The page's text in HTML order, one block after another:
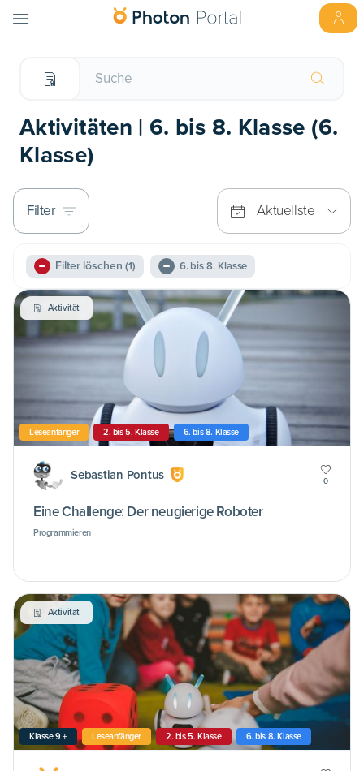
Aktivitäten | 6. bis 8. Klasse (6.
Klasse)
Filter Aktuellste
Filter löschen (1) 6. bis 8. Klasse
Aktivität
Leseanfänger 2. bis 5. Klasse 6. bis 8. Klasse
Sebastian Pontus 0
Eine Challenge: Der neugierige Roboter
Programmieren
Aktivität
Klasse 9 + Leseanfänger 2. bis 5. Klasse 6. bis 8. Klasse